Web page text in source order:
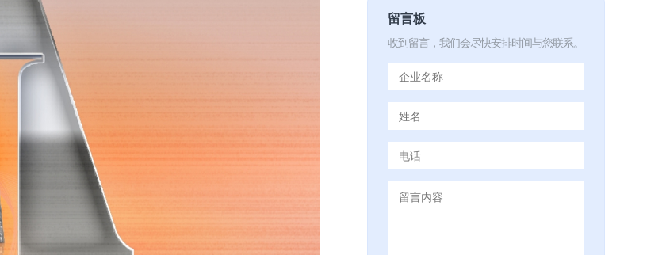
留言板
收到留言，我们会尽快安排时间与您联系。